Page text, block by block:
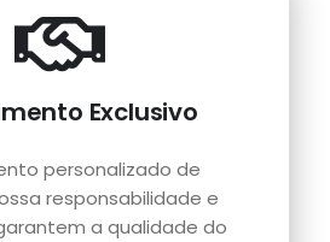
Exclusivo
personalizado de
responsabilidade e
a qualidade do